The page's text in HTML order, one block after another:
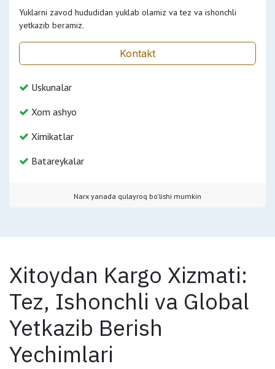
Yuklarni zavod hududidan yuklab olamiz va tez va ishonchli
yetkazib beramiz.
Kontakt
Uskunalar
Xom ashyo
Ximikatlar
Batareykalar
Narx yanada qulayroq bo'lishi mumkin
Xitoydan Kargo Xizmati:
Tez, Ishonchli va Global
Yetkazib Berish
Yechimlari